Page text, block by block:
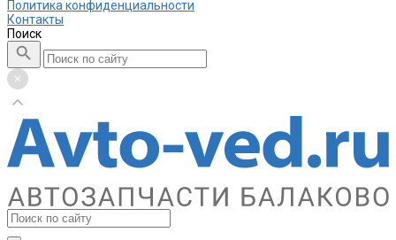
Политика конфиденциальности
Контакты
Поиск